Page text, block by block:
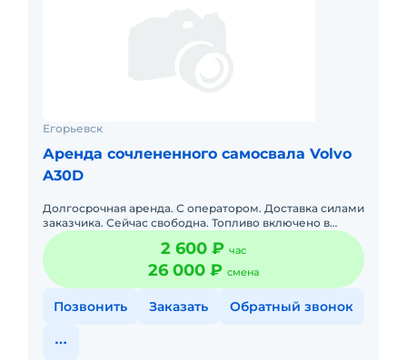
Егорьевск
Аренда сочлененного самосвала Volvo
A30D
Долгосрочная аренда. С оператором. Доставка силами
заказчика. Сейчас свободна. Топливо включено в
стоимость.
2 600 ₽ час
26 000 ₽ смена
Позвонить Заказать Обратный звонок